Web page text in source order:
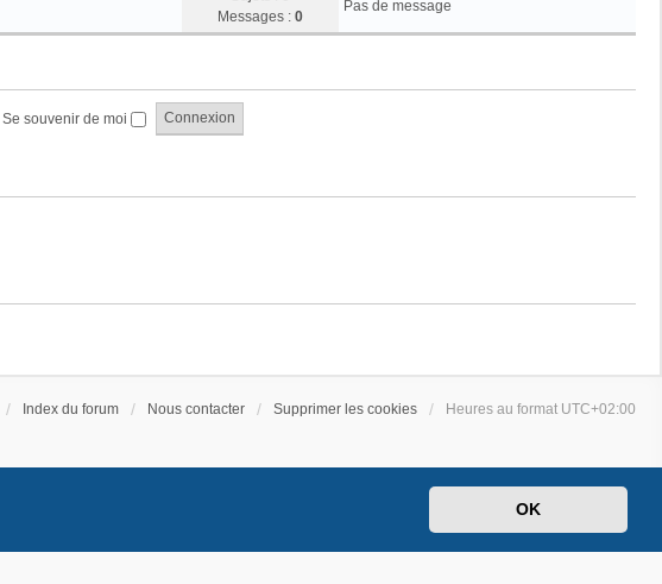
OK
s
s
e
s
Messages : 0
Pas de message
Se souvenir de moi
Index du forum Nous contacter Supprimer les cookies Heures au format UTC+02:00